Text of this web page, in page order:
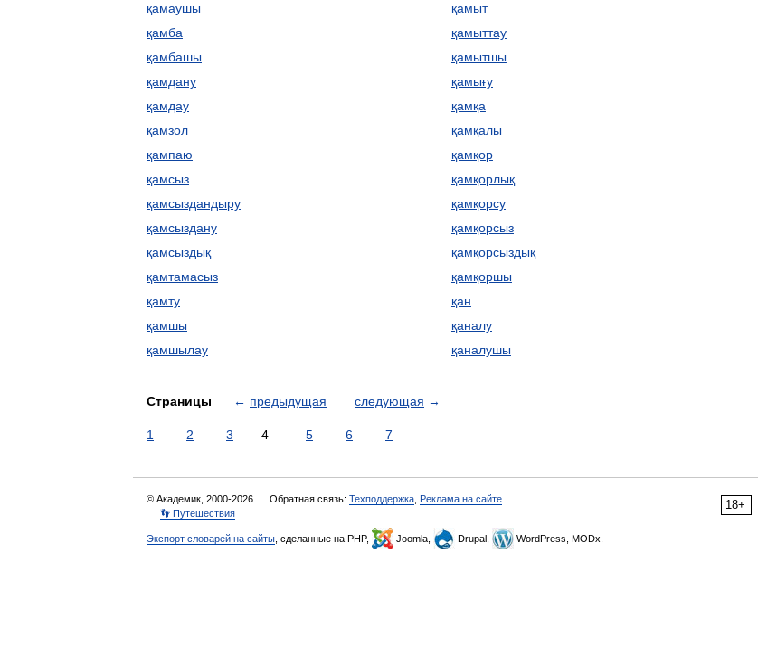
қамаушы
қамба
қамбашы
қамдану
қамдау
қамзол
қампаю
қамсыз
қамсыздандыру
қамсыздану
қамсыздық
қамтамасыз
қамту
қамшы
қамшылау
қамыт
қамыттау
қамытшы
қамығу
қамқа
қамқалы
қамқор
қамқорлық
қамқорсу
қамқорсыз
қамқорсыздық
қамқоршы
қан
қаналу
қаналушы
Страницы ← предыдущая следующая →
1 2 3 4 5 6 7
18+
© Академик, 2000-2026 Обратная связь: Техподдержка Реклама на сайте
👣 Путешествия
Экспорт словарей на сайты , сделанные на PHP, Joomla, Drupal, WordPress, MODx.